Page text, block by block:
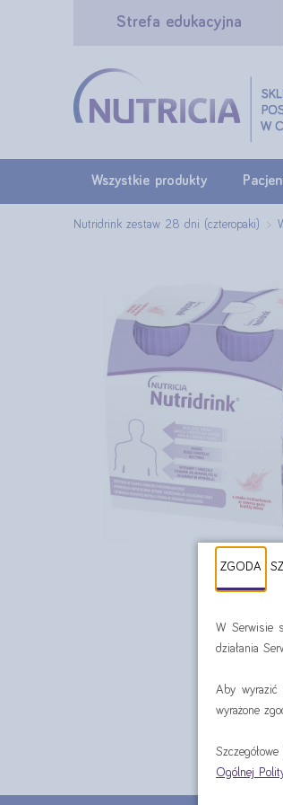
Strefa edukacyjna
Wszystkie produkty
Nutridrink zestaw 28 dni (czteropaki)
ZGODA
W Serwisie
działania
Aby wyrazić
wyrażone
Ogólnej